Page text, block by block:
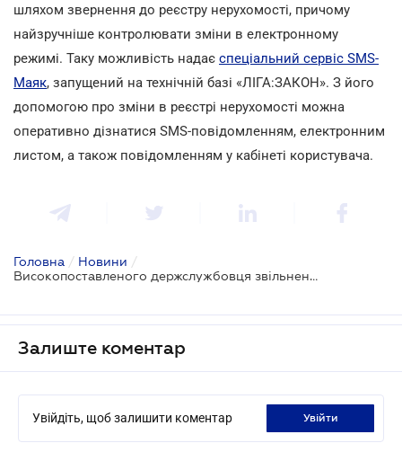
шляхом звернення до реєстру нерухомості, причому
найзручніше контролювати зміни в електронному
режимі. Таку можливість надає спеціальний сервіс SMS-
Маяк, запущений на технічній базі «ЛІГА:ЗАКОН». З його
допомогою про зміни в реєстрі нерухомості можна
оперативно дізнатися SMS-повідомленням, електронним
листом, а також повідомленням у кабінеті користувача.
Головна / Новини /
Високопоставленого держслужбовця звільнено за спробу контролю над реєстрами
Залиште коментар
Увійдіть, щоб залишити коментар увійти